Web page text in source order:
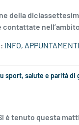
della
INFO,
sport, salute e parità di
tenuto questa